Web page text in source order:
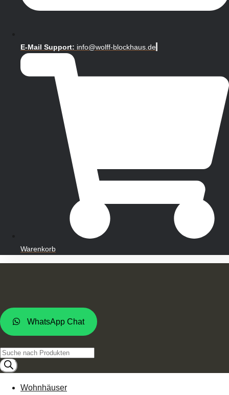
E-Mail Support: info@wolff-blockhaus.de
Warenkorb
WhatsApp Chat
Products
search
Wohnhäuser